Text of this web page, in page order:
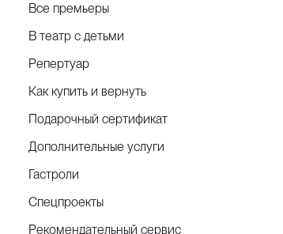
Все премьеры
В театр с детьми
Репертуар
Как купить и вернуть
Подарочный сертификат
Дополнительные услуги
Гастроли
Спецпроекты
Рекомендательный сервис